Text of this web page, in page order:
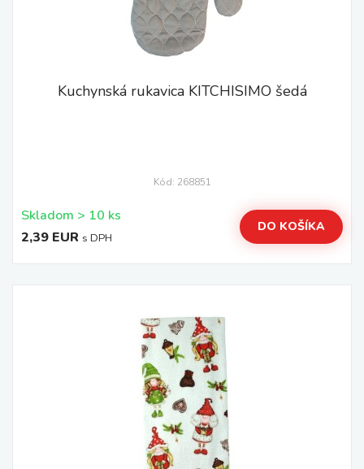
Kuchynská rukavica KITCHISIMO šedá
Kód: 268851
Skladom > 10 ks
2,39 EUR s DPH
DO KOŠÍKA